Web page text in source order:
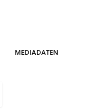
MEDIADATEN